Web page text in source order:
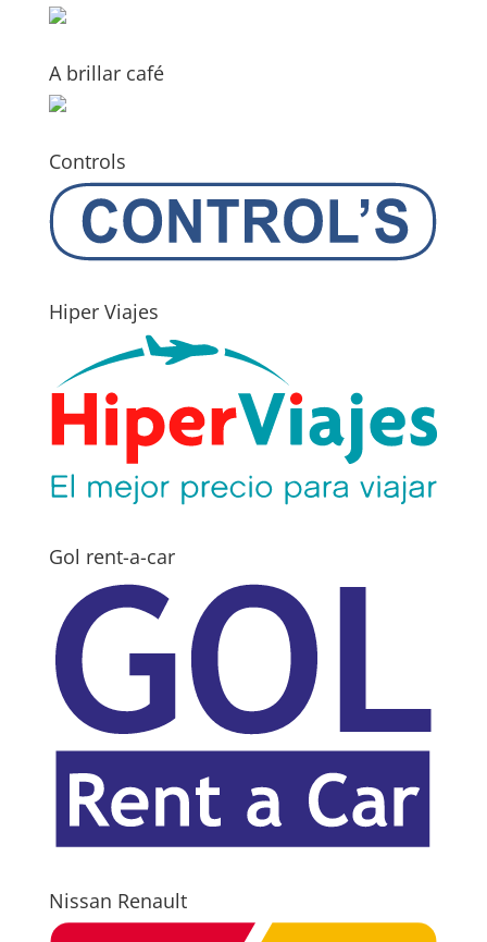
A brillar café
Controls
Hiper Viajes
Gol rent-a-car
Nissan Renault